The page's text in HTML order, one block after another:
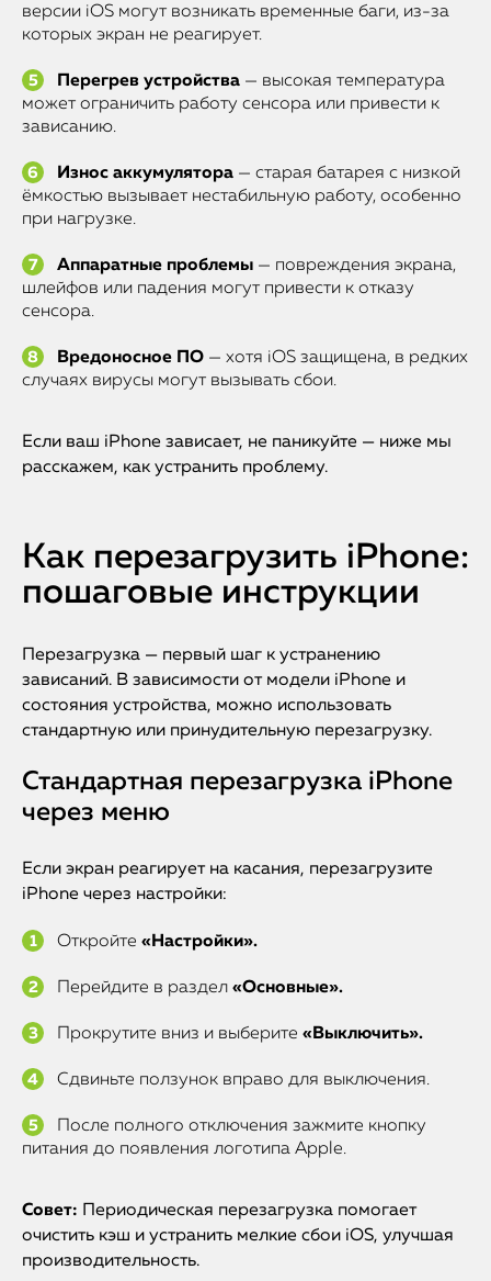
версии iOS могут возникать временные баги, из-за
которых экран не реагирует.
Перегрев устройства — высокая температура
может ограничить работу сенсора или привести к
зависанию.
Износ аккумулятора — старая батарея с низкой
ёмкостью вызывает нестабильную работу, особенно
при нагрузке.
Аппаратные проблемы — повреждения экрана,
шлейфов или падения могут привести к отказу
сенсора.
Вредоносное ПО — хотя iOS защищена, в редких
случаях вирусы могут вызывать сбои.
Если ваш iPhone зависает, не паникуйте — ниже мы
расскажем, как устранить проблему.
Как перезагрузить iPhone:
пошаговые инструкции
Перезагрузка — первый шаг к устранению
зависаний. В зависимости от модели iPhone и
состояния устройства, можно использовать
стандартную или принудительную перезагрузку.
Стандартная перезагрузка iPhone
через меню
Если экран реагирует на касания, перезагрузите
iPhone через настройки:
Откройте «Настройки».
Перейдите в раздел «Основные».
Прокрутите вниз и выберите «Выключить».
Сдвиньте ползунок вправо для выключения.
После полного отключения зажмите кнопку
питания до появления логотипа Apple.
Совет: Периодическая перезагрузка помогает
очистить кэш и устранить мелкие сбои iOS, улучшая
производительность.